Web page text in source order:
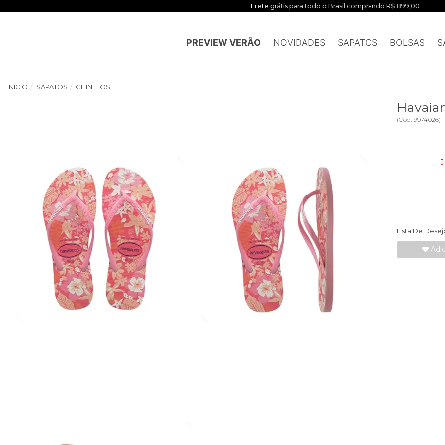
Frete grátis para todo o Brasil comprando R$ 899,00
PREVIEW VERÃO NOVIDADES SAPATOS BOLSAS
INÍCIO SAPATOS CHINELOS
(Cód. 9974026)
Lista De